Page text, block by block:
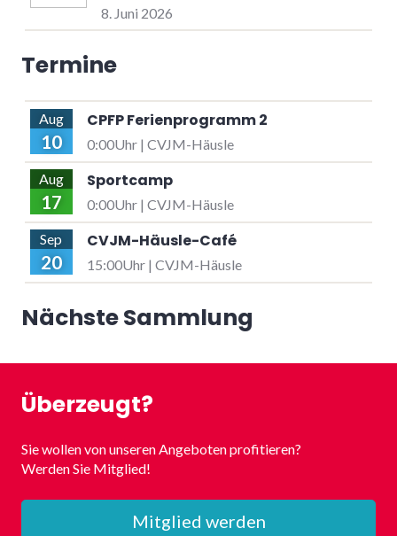
8. Juni 2026
Termine
Aug
10
CPFP Ferienprogramm 2
0:00Uhr | CVJM-Häusle
Aug
17
Sportcamp
0:00Uhr | CVJM-Häusle
Sep
20
CVJM-Häusle-Café
15:00Uhr | CVJM-Häusle
Nächste Sammlung
Überzeugt?
Sie wollen von unseren Angeboten profitieren?
Werden Sie Mitglied!
Mitglied werden